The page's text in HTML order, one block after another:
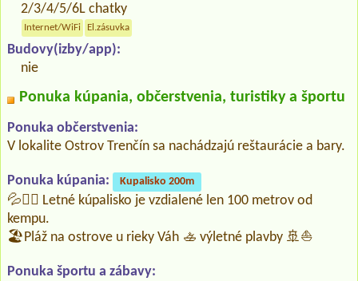
2/3/4/5/6L chatky
Internet/WiFi El.zásuvka
Budovy(izby/app):
nie
Ponuka kúpania, občerstvenia, turistiky a športu
Ponuka občerstvenia:
V lokalite Ostrov Trenčín sa nachádzajú reštaurácie a bary.
Ponuka kúpania: Kupalisko 200m
💦🤽‍♂️ Letné kúpalisko je vzdialené len 100 metrov od
kempu.
🏖️Pláž na ostrove u rieky Váh 🚣 výletné plavby 🚢⛵
Ponuka športu a zábavy: